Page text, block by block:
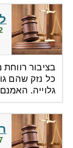
22
בציבור
כל נזק שהם
גלוייה.
7